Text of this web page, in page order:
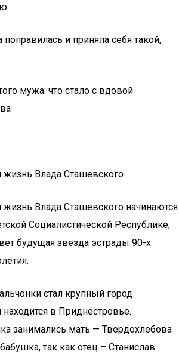
и приняла себя такой,
мужа: что стало с вдовой
жизнь Влада Сташевского
жизнь Влада Сташевского начинаются
Социалистической Республике,
будущая звезда эстрады 90-х
стал крупный город
в Приднестровье.
занимались мать — Твердохлебова
так как отец – Станислав